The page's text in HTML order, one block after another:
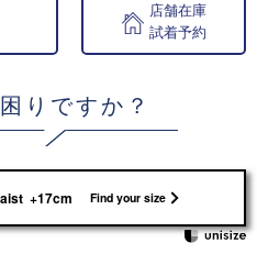
店舗在庫
試着予約
りですか？
+17cm Find your size